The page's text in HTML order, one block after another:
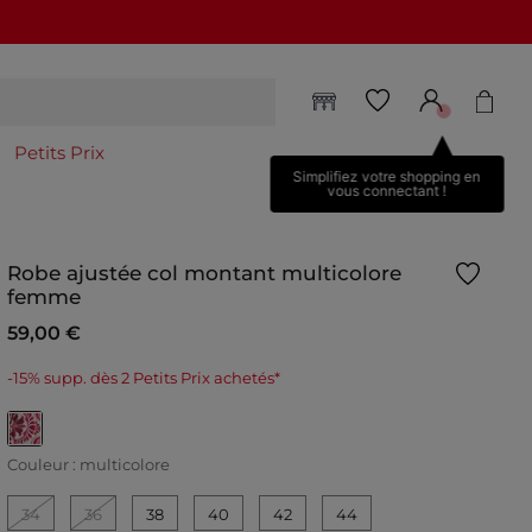
Simplifiez votre shopping en
vous connectant !
Petits Prix
Robe ajustée col montant multicolore
femme
59,00 €
-15% supp. dès 2 Petits Prix achetés*
selected
Couleur : multicolore
34 36 38 40 42 44